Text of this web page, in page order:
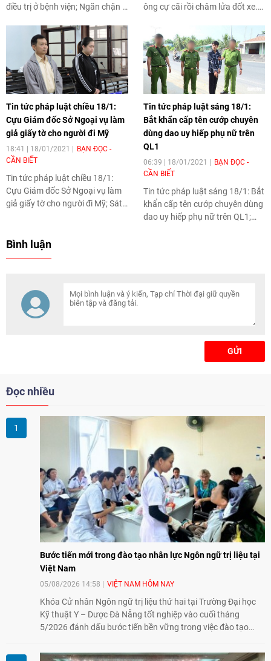
điều trị ở bệnh viện; Ngăn chặn 2
‘hỗn chiến’; Người đàn ông tử
vong trong tư thế treo cổ trên
cành cây… là những tin pháp
luật hôm nay (7/9).
ông cự cãi rồi châm lửa đốt xe.
chức năng khống chế đưa về trụ
sở công an.
Tin tức pháp luật chiều 18/1:
Cựu Giám đốc Sở Ngoại vụ làm
giả giấy tờ cho người đi Mỹ
18:41 | 18/01/2021
BẠN ĐỌC -
CẦN BIẾT
Tin tức pháp luật chiều 18/1:
Cựu Giám đốc Sở Ngoại vụ làm
giả giấy tờ cho người đi Mỹ; Sát
quả tang vụ sang chiết gas trái
Tin tức pháp luật sáng 18/1:
Bắt khẩn cấp tên cướp chuyên
dùng dao uy hiếp phụ nữ trên
QL1
06:39 | 18/01/2021
BẠN ĐỌC -
CẦN BIẾT
Tin tức pháp luật sáng 18/1: Bắt
khẩn cấp tên cướp chuyên dùng
dao uy hiếp phụ nữ trên QL1;
Bình luận
GỬI
Đọc nhiều
Bước tiến mới trong đào tạo nhân lực Ngôn ngữ trị liệu tại
Việt Nam
05/08/2026 14:58 VIỆT NAM HÔM NAY
Khóa Cử nhân Ngôn ngữ trị liệu thứ hai tại Trường Đại học
Kỹ thuật Y – Dược Đà Nẵng tốt nghiệp vào cuối tháng
5/2026 đánh dấu bước tiến bền vững trong việc đào tạo
tại Việt Nam.